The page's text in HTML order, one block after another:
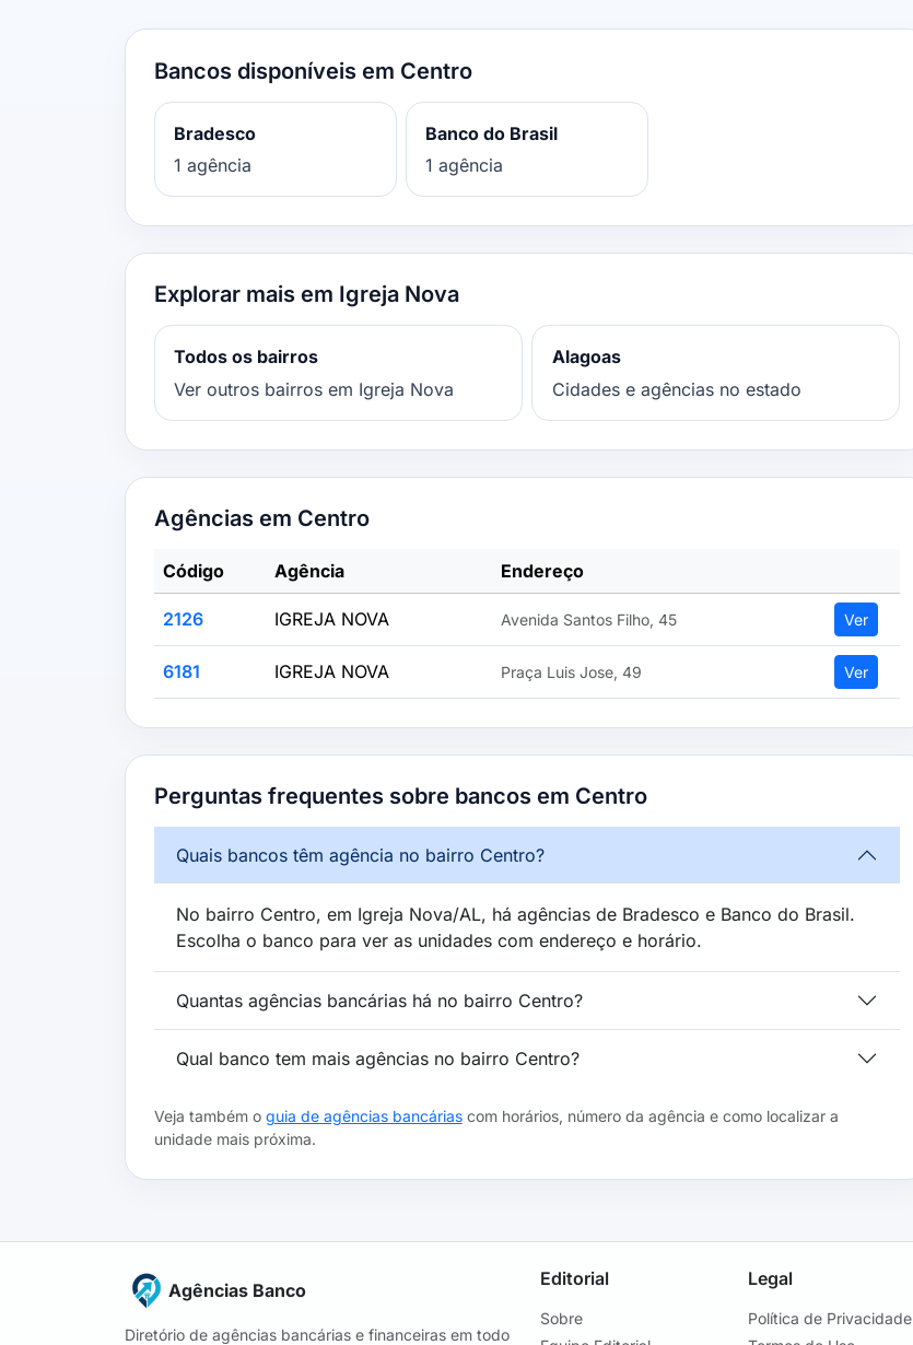
Bancos disponíveis em Centro
Bradesco
1 agência
Banco do Brasil
1 agência
Explorar mais em Igreja Nova
Todos os bairros
Ver outros bairros em Igreja Nova
Alagoas
Cidades e agências no estado
Agências em Centro
Código Agência Endereço
2126 IGREJA NOVA Avenida Santos Filho, 45 Ver
6181 IGREJA NOVA Praça Luis Jose, 49 Ver
Perguntas frequentes sobre bancos em Centro
Quais bancos têm agência no bairro Centro?
No bairro Centro, em Igreja Nova/AL, há agências de Bradesco e Banco do Brasil.
Escolha o banco para ver as unidades com endereço e horário.
Quantas agências bancárias há no bairro Centro?
Qual banco tem mais agências no bairro Centro?
Veja também o guia de agências bancáriascom horários, número da agência e como localizar a
unidade mais próxima.
Agências Banco
Diretório de agências bancárias e financeiras em todo
Editorial
Sobre
Legal
Política de Privacidade